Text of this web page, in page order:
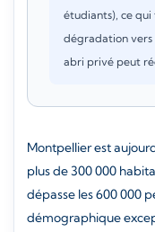
étudiants), ce
dégradation vers
abri privé peut
Montpellier est
plus de 300 000
dépasse les 600 000
démographique